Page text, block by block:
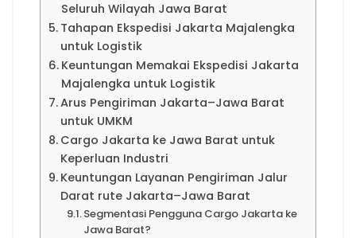
Seluruh Wilayah Jawa Barat
Tahapan Ekspedisi Jakarta Majalengka
untuk Logistik
Keuntungan Memakai Ekspedisi Jakarta
Majalengka untuk Logistik
Arus Pengiriman Jakarta–Jawa Barat
untuk UMKM
Cargo Jakarta ke Jawa Barat untuk
Keperluan Industri
Keuntungan Layanan Pengiriman Jalur
Darat rute Jakarta–Jawa Barat
Segmentasi Pengguna Cargo Jakarta ke
Jawa Barat?